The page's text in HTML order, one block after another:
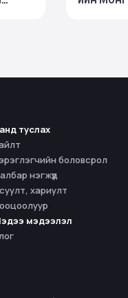
туслах
боловсрол
нэгжүүд
хариулт
мэдээлэл